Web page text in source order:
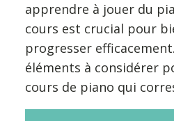
apprendre à jouer du
cours est crucial pour
progresser
éléments à considérer
cours de piano qui